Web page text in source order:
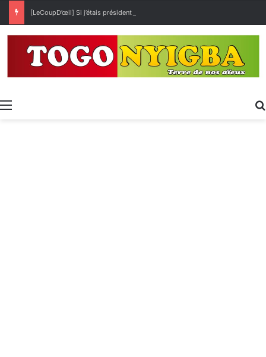
[LeCoupD’œil] Si j’étais président, ce que je ferai des « Évalas »
Menu